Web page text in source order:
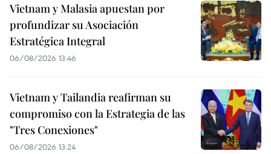
Vietnam y Malasia apuestan por
profundizar su Asociación
Estratégica Integral
06/08/2026 13:46
Vietnam y Tailandia reafirman su
compromiso con la Estrategia de las
"Tres Conexiones"
06/08/2026 13:24